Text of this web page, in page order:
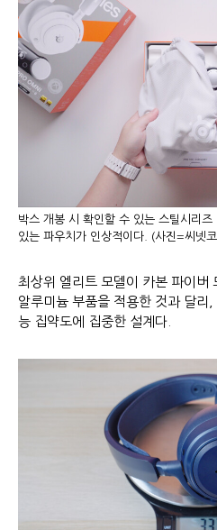
박스 개봉 시 확인할 수 있는 스틸시리
있는 파우치가 인상적이다. (사진=씨넷
최상위 엘리트 모델이 카본 파이버
알루미늄 부품을 적용한 것과 달리,
능 집약도에 집중한 설계다.